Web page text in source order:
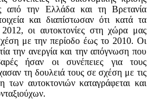
από την Ελλάδα και τη Βρετανία
και διαπίστωσαν ότι κατά τα
οι αυτοκτονίες στη χώρα μας
με την περίοδο έως το 2010. Οι
την ανεργία και την απόγνωση που
ήσαν οι συνέπειες για τους
τη δουλειά τους σε σχέση με τις
των αυτοκτονιών καταγράφεται και